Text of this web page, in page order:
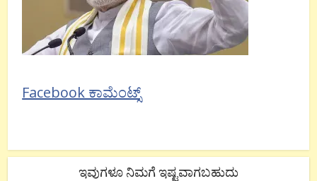
Facebook ಕಾಮೆಂಟ್ಸ್
ಇವುಗಳೂ ನಿಮಗೆ ಇಷ್ಟವಾಗಬಹುದು